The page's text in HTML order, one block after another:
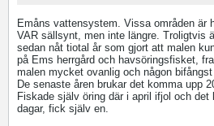
Emåns vattensystem. Vissa områden är
VAR sällsynt, men inte längre. Troligtvis
sedan nåt tiotal år som gjort att malen
på Ems herrgård och havsöringsfisket,
malen mycket ovanlig och någon
De senaste åren brukar det komma upp
Fiskade själv öring där i april ifjol och
dagar, fick själv en.